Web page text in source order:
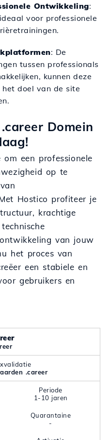
Ontwikkeling:
voor professionele
: De
tussen professionals
kunnen deze
doel van de site
Domein
om een professionele
op te
Hostico profiteer je
krachtige
van jouw
het proces van
een stabiele en
gebruikers en
.career
Periode
1-10 jaren
Quarantaine
-